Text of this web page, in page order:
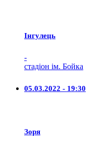
Iнгулець
-
стадіон ім. Бойка
05.03.2022 - 19:30
Зоря